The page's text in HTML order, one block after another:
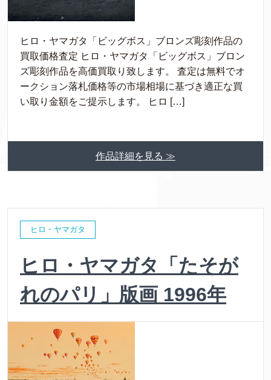
ヒロ・ヤマガタ「ビッグボス」ブロンズ彫刻作品の
買取価格査定 ヒロ・ヤマガタ「ビッグボス」ブロン
ズ彫刻作品を高価買取り致します。 査定は無料でオ
ークション落札価格等の市場相場に基づき適正な買
い取り金額をご提示します。 ヒロ […]
作品詳細を見る ≫
ヒロ・ヤマガタ
ヒロ・ヤマガタ「たそが
れのパリ」版画 1996年